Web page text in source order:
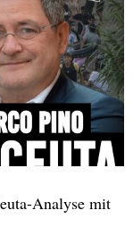
Analyse mit